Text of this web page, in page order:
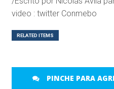
video : twitter Conmebo
RELATED ITEMS
PINCHE PARA